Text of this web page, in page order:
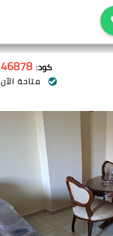
كود: 46878
متاحة الآن